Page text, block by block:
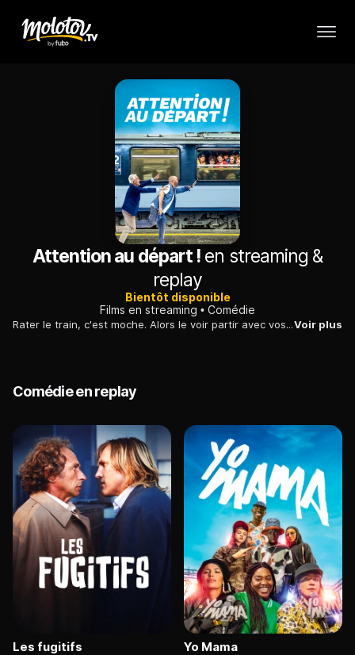
Attention au départ ! en streaming &
replay
Bientôt disponible
Films en streaming
Comédie
Rater le train, c'est moche. Alors le voir partir avec vos enfants et ceux de vos amis dont vous avez la charge, c’est une autre histoire…Voir plus
Comédie en replay
Les fugitifs Yo Mama